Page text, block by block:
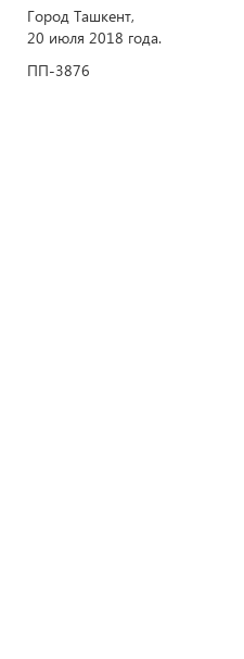
Город Ташкент,
20 июля 2018 года.
ПП-3876